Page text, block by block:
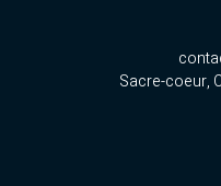
Sacre-coeur,